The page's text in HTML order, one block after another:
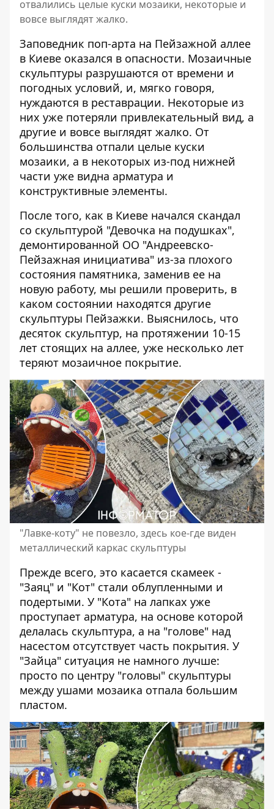
отвалились целые куски мозаики, некоторые и
вовсе выглядят жалко.
Заповедник поп-арта на Пейзажной аллее
в Киеве оказался в опасности. Мозаичные
скульптуры разрушаются от времени и
погодных условий, и, мягко говоря,
нуждаются в реставрации. Некоторые из
них уже потеряли привлекательный вид, а
другие и вовсе выглядят жалко. От
большинства отпали целые куски
мозаики, а в некоторых из-под нижней
части уже видна арматура и
конструктивные элементы.
После того, как в Киеве начался скандал
со скульптурой "Девочка на подушках",
демонтированной ОО "Андреевско-
Пейзажная инициатива" из-за плохого
состояния памятника, заменив ее на
новую работу, мы решили проверить, в
каком состоянии находятся другие
скульптуры Пейзажки. Выяснилось, что
десяток скульптур, на протяжении 10-15
лет стоящих на аллее, уже несколько лет
теряют мозаичное покрытие.
"Лавке-коту" не повезло, здесь кое-где виден
металлический каркас скульптуры
Прежде всего, это касается скамеек -
"Заяц" и "Кот" стали облупленными и
подертыми. У "Кота" на лапках уже
проступает арматура, на основе которой
делалась скульптура, а на "голове" над
насестом отсутствует часть покрытия. У
"Зайца" ситуация не намного лучше:
просто по центру "головы" скульптуры
между ушами мозаика отпала большим
пластом.